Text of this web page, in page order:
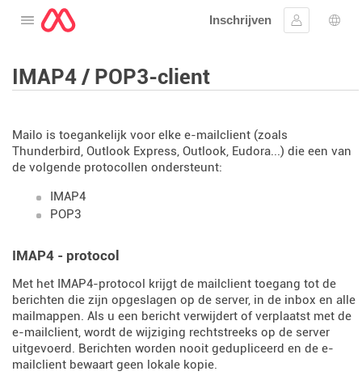
Open het menu
Inschrijven
Aanmelden
Taal
IMAP4 / POP3-client
Mailo is toegankelijk voor elke e-mailclient (zoals
Thunderbird, Outlook Express, Outlook, Eudora...) die een van
de volgende protocollen ondersteunt:
IMAP4
POP3
IMAP4 - protocol
Met het IMAP4-protocol krijgt de mailclient toegang tot de
berichten die zijn opgeslagen op de server, in de inbox en alle
mailmappen. Als u een bericht verwijdert of verplaatst met de
e-mailclient, wordt de wijziging rechtstreeks op de server
uitgevoerd. Berichten worden nooit gedupliceerd en de e-
mailclient bewaart geen lokale kopie.